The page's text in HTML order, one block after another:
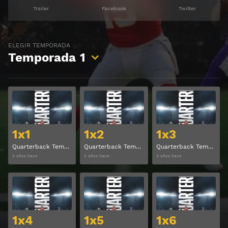
Trailer Facebook Twitter
ELEGIR TEMPORADA
Temporada 1
1x1
Quarterback Temporada 1 Capitulo 1
3 años hace
1x2
Quarterback Temporada 1 Capitulo 2
3 años hace
1x3
Quarterback Temporada 1 Capitulo 3
3 años hace
1x4 1x5 1x6